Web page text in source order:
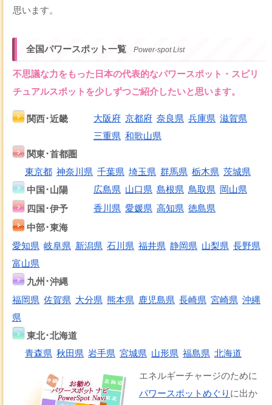
思います。
全国パワースポット一覧 Power-spot List
不思議な力をもった日本の代表的なパワースポット・スピリ
チュアルスポットを少しずつご紹介したいと思います。
関西･近畿 大阪府 京都府 奈良県 兵庫県 滋賀県
三重県 和歌山県
関東･首都圏
東京都 神奈川県 千葉県 埼玉県 群馬県 栃木県 茨城県
中国･山陽 広島県 山口県 島根県 鳥取県 岡山県
四国･伊予 香川県 愛媛県 高知県 徳島県
中部･東海
愛知県 岐阜県 新潟県 石川県 福井県 静岡県 山梨県 長野県
富山県
九州･沖縄
福岡県 佐賀県 大分県 熊本県 鹿児島県 長崎県 宮崎県 沖縄
県
東北･北海道
青森県 秋田県 岩手県 宮城県 山形県 福島県 北海道
エネルギーチャージのために
パワースポットめぐり に出か